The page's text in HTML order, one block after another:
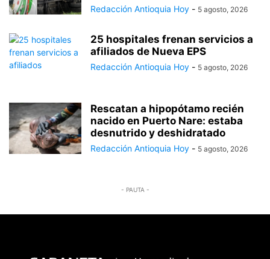
Redacción Antioquia Hoy - 5 agosto, 2026
25 hospitales frenan servicios a
afiliados de Nueva EPS
Redacción Antioquia Hoy - 5 agosto, 2026
Rescatan a hipopótamo recién
nacido en Puerto Nare: estaba
desnutrido y deshidratado
Redacción Antioquia Hoy - 5 agosto, 2026
- PAUTA -